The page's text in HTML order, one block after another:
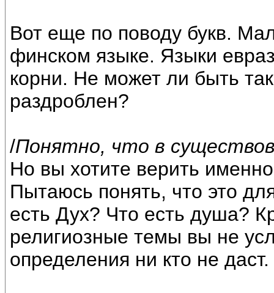
Вот еще по поводу букв.
финском языке. Языки
корни. Не может ли быть
раздроблен?
/Понятно, что в
Но вы хотите верить
Пытаюсь понять, что это
есть Дух? Что есть душа?
религиозные темы вы не
определения ни кто не даст.